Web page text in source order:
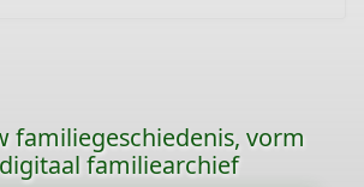
familiegeschiedenis, vorm
familiearchief